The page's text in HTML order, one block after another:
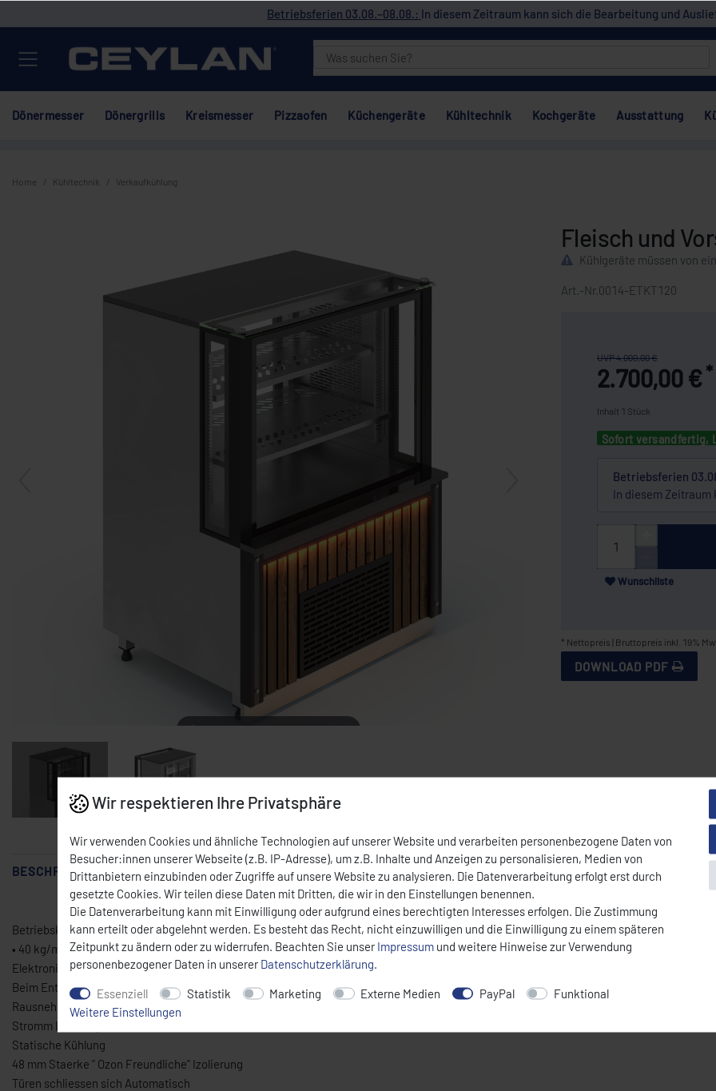
Betriebsferien 03.08.–08.08.: In diesem Zeitraum kann sich die Bearbeitung und
Dönermesser Dönergrills Kreismesser Pizzaofen Küchengeräte Kühltechnik Kochgeräte Ausstattung
Home Kühltechnik Verkaufkühlung
Mit der Maus über das Bild fahren
Fleisch und
Kühlgeräte müssen von
Art.-Nr. 0014-ETKT120
UVP 4.000,00 €
2.700,00 €*
Inhalt 1 Stück
Sofort versandfertig,
Betriebsferien
In diesem Zeitraum
Wunschliste
* Nettopreis | Bruttopreis inkl. 19%
DOWNLOAD PDF
BESCHREIBUNG
Betriebskühlung; +5 C° - + 10 C° (35 C°)
• 40 kg/m³ Polyurathan Isolierung
Elektronische, Waerme und Entfroster Kontrollanzeige
Beim Entfrosten Automatische Wasserverdampfung
Rausnehmbarer Kompressor
Stromm Leistung; 220 V +N 50 Hz
Statische Kühlung
48 mm Staerke " Ozon Freundliche" Izolierung
Türen schliessen sich Automatisch
Wir respektieren Ihre Privatsphäre
Wir verwenden Cookies und ähnliche Technologien auf unserer Website und verarbeiten personenbezogene Daten von
Besucher:innen unserer Webseite (z.B. IP-Adresse), um z.B. Inhalte und Anzeigen zu personalisieren, Medien von
Drittanbietern einzubinden oder Zugriffe auf unsere Website zu analysieren. Die Datenverarbeitung erfolgt erst durch
gesetzte Cookies. Wir teilen diese Daten mit Dritten, die wir in den Einstellungen benennen.
Die Datenverarbeitung kann mit Einwilligung oder aufgrund eines berechtigten Interesses erfolgen. Die Zustimmung
kann erteilt oder abgelehnt werden. Es besteht das Recht, nicht einzuwilligen und die Einwilligung zu einem späteren
Zeitpunkt zu ändern oder zu widerrufen. Beachten Sie unserImpressum und weitere Hinweise zur Verwendung
personenbezogener Daten in unsererDaten­schutz­erklärung
Essenziell Statistik Marketing Externe Medien PayPal
Funktional
Weitere Einstellungen